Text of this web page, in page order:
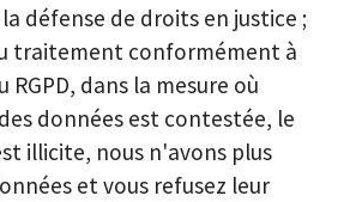
défense de droits en justice ;
traitement conformément à
RGPD, dans la mesure où
données est contestée, le
illicite, nous n'avons plus
et vous refusez leur